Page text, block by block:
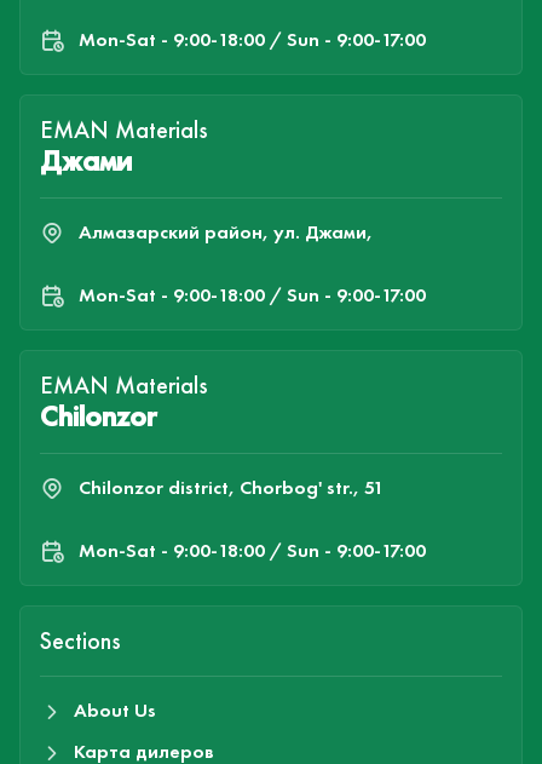
Mon-Sat - 9:00-18:00 / Sun - 9:00-17:00
EMAN Materials
Джами
Алмазарский район, ул. Джами,
Mon-Sat - 9:00-18:00 / Sun - 9:00-17:00
EMAN Materials
Chilonzor
Chilonzor district, Chorbog' str., 51
Mon-Sat - 9:00-18:00 / Sun - 9:00-17:00
Sections
About Us
Карта дилеров